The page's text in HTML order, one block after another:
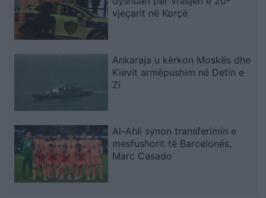
vjeçarit në Korçë
Ankaraja u kërkon Moskës dhe
Kievit armëpushim në Detin e
Zi
Al-Ahli synon transferimin e
mesfushorit të Barcelonës,
Marc Casado